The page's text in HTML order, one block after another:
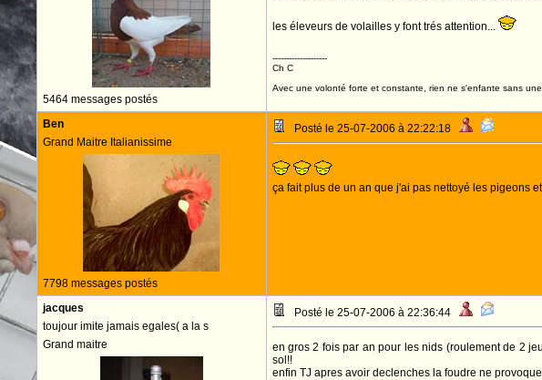
5464 messages postés
les éleveurs de volailles y font trés attention...
--------------------
Ch C
Avec une volonté forte et constante, rien ne s'enfante sans
Ben
Grand Maitre Italianissime
7798 messages postés
Posté le 25-07-2006 à 22:22:18
ça fait plus de un an que j'ai pas nettoyé les pigeons
jacques
toujour imite jamais egales( a la s
Grand maitre
Posté le 25-07-2006 à 22:36:44
en gros 2 fois par an pour les nids (roulement de 2
sol!!
enfin TJ apres avoir declenches la foudre ne